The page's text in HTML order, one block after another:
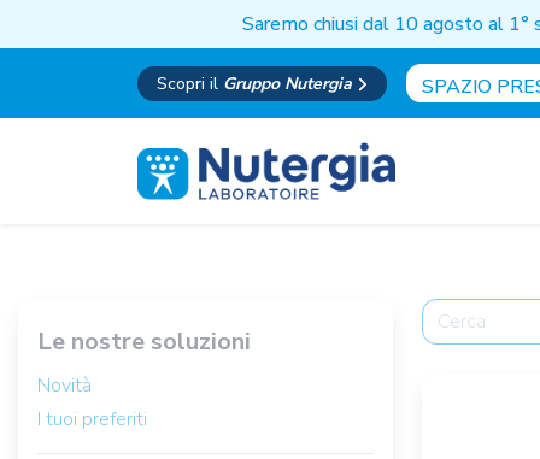
Saremo chiusi dal 10 agosto al
Scopri il Gruppo Nutergia SPAZIO
Le nostre soluzioni
Novità
I tuoi preferiti